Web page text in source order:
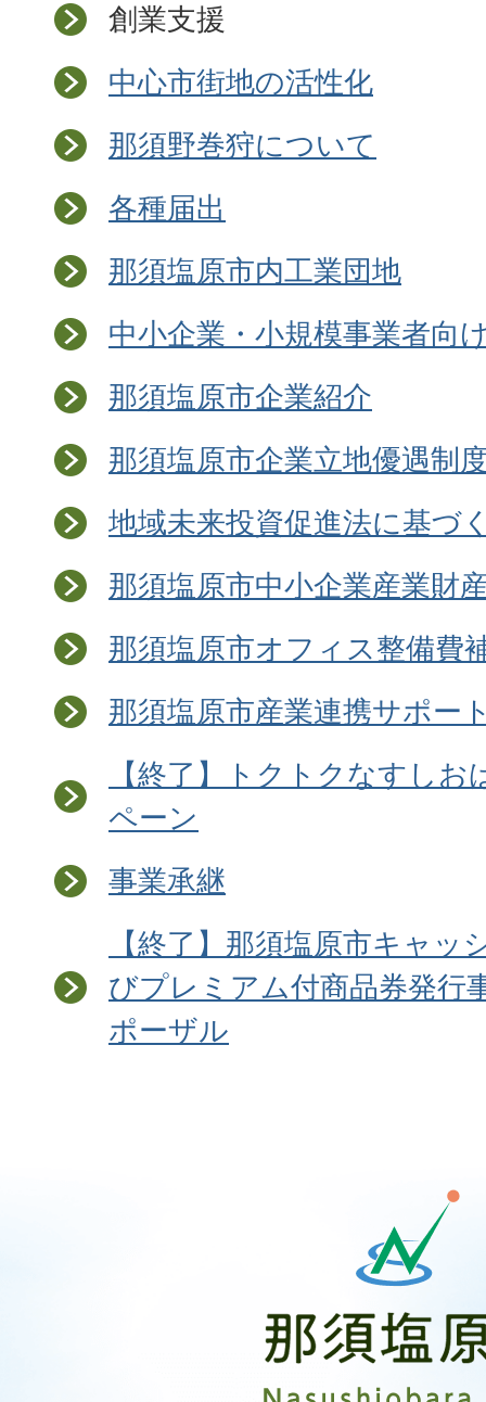
創業支援
中心市街地の活性化
那須野巻狩について
各種届出
那須塩原市内工業団地
中小企業・小規模事業者向
那須塩原市企業紹介
那須塩原市企業立地優遇制
地域未来投資促進法に基づ
那須塩原市中小企業産業財
那須塩原市オフィス整備費
那須塩原市産業連携サポー
【終了】トクトクなすし
ペーン
事業承継
【終了】那須塩原市キャッ
びプレミアム付商品券発行
ポーザル
原
市